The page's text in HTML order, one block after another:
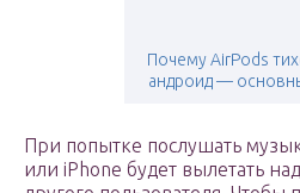
Почему AirPods
андроид —
При попытке послушать
или iPhone будет вылетать